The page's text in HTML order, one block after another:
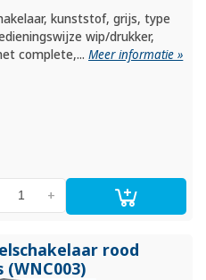
kunststof, grijs, type
wip/drukker,
complete,...Meer informatie »
+
rood